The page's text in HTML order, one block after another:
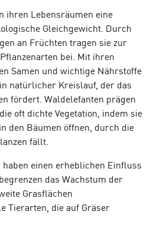
ihren Lebensräumen eine
Gleichgewicht. Durch
an Früchten tragen sie zur
bei. Mit ihren
Samen und wichtige Nährstoffe
natürlicher Kreislauf, der das
fördert. Waldelefanten prägen
oft dichte Vegetation, indem sie
den Bäumen öffnen, durch die
fällt.
haben einen erheblichen Einfluss
das Wachstum der
Grasflächen
Tierarten, die auf Gräser